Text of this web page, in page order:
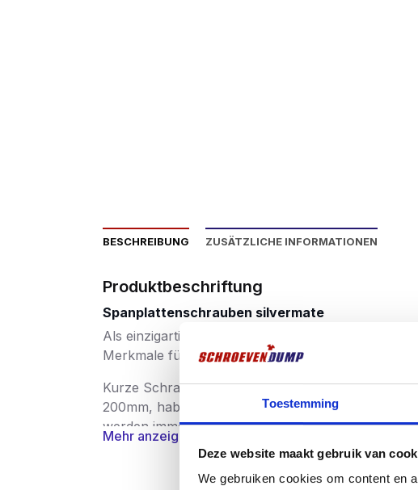
Toestemming
Deze website maakt gebruik van
We gebruiken cookies om content en
BESCHREIBUNG ZUSÄTZLICHE INFORMATIONEN
Produktbeschriftung
Spanplattenschrauben silvermate
Als einzigartige Schraube auf dem Markt haben
Merkmale für jede Länge und jeden Durchmesser,
Kurze Schrauben hingegen haben eine kleinere
200mm, haben eine zunehmende Steigung, so
werden immer stärker und schneller und sparen
Der Fokus der SilverMate Next-Generation liegt
Mehr anzeigen